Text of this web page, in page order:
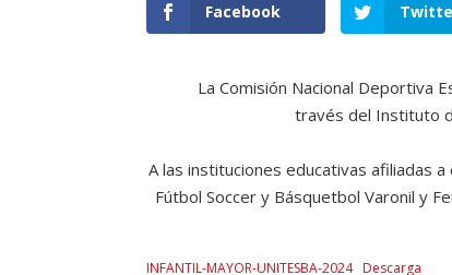
Facebook
La Comisión Nacional Deportiva
través del Instituto
A las instituciones educativas afiliadas
Fútbol Soccer y Básquetbol Varonil y
INFANTIL-MAYOR-UNITESBA-2024 Descarga